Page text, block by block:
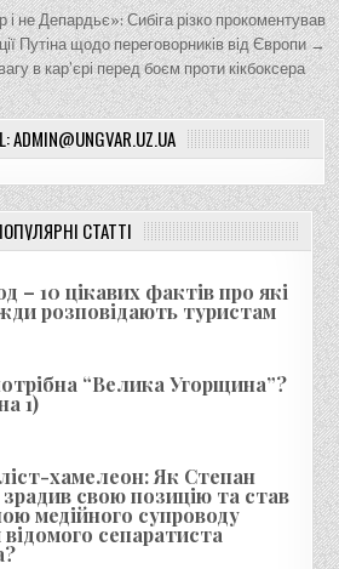
не Депардьє»: Сибіга різко прокоментував
Путіна щодо переговорників від Європи →
в кар’єрі перед боєм проти кікбоксера
ADMIN@UNGVAR.UZ.UA
СТАТТІ
– 10 цікавих фактів про які
розповідають туристам
“Велика Угорщина”?
1)
хамелеон: Як Степан
зрадив свою позицію та став
медійного супроводу
відомого сепаратиста